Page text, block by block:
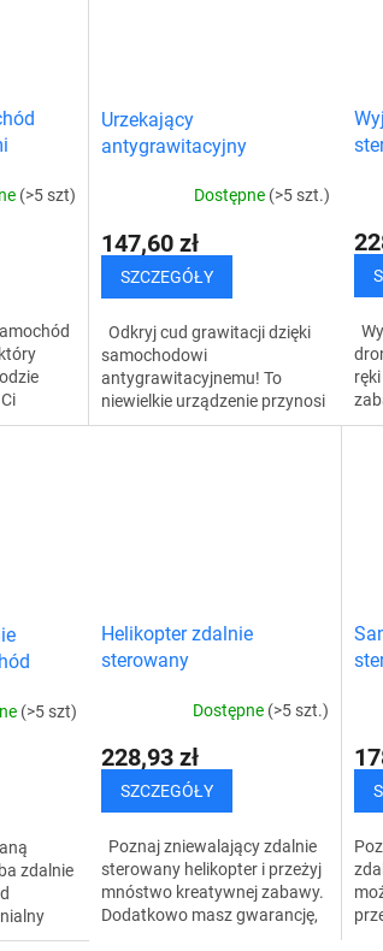
(>5 szt)
Ten
Urzekający
antygrawitacyjny
Dostępne (>5 szt.)
147,60 zł
SZCZEGÓŁY
Odkryj cud grawitacji dzięki
samochodowi
antygrawitacyjnemu! To
niewielkie urządzenie przynosi
ogromną radość i
(>5 szt)
zdalnie
nudy i
Helikopter zdalnie
sterowany
Dostępne (>5 szt.)
228,93 zł
SZCZEGÓŁY
Poznaj zniewalający zdalnie
sterowany helikopter i przeżyj
mnóstwo kreatywnej zabawy.
Dodatkowo masz gwarancję,